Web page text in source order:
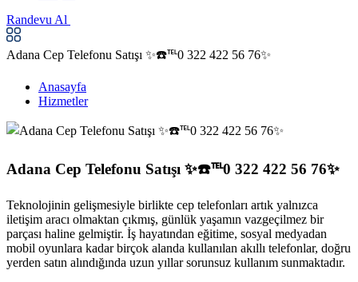
Randevu Al
Adana Cep Telefonu Satışı ✨☎️℡0 322 422 56 76✨
Anasayfa
Hizmetler
Adana Cep Telefonu Satışı ✨☎️℡0 322 422 56 76✨
Teknolojinin gelişmesiyle birlikte cep telefonları artık yalnızca
iletişim aracı olmaktan çıkmış, günlük yaşamın vazgeçilmez bir
parçası haline gelmiştir. İş hayatından eğitime, sosyal medyadan
mobil oyunlara kadar birçok alanda kullanılan akıllı telefonlar, doğru
yerden satın alındığında uzun yıllar sorunsuz kullanım sunmaktadır.